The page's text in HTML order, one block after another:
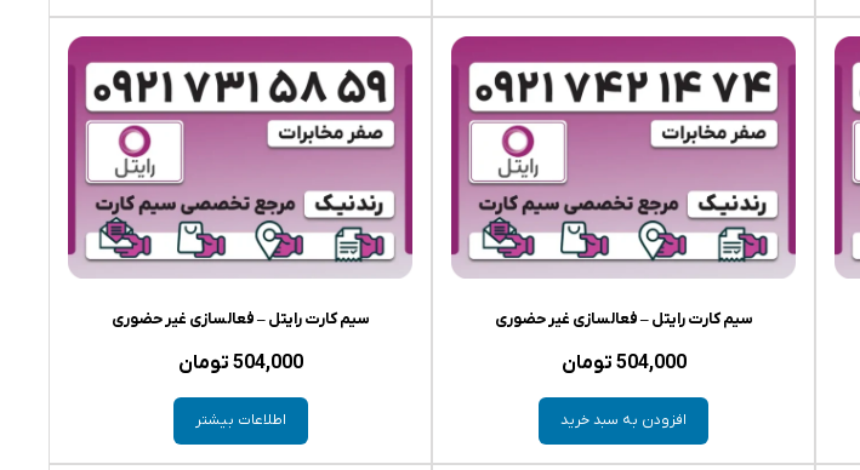
سیم کارت رایتل – فعالسازی غیر حضوری
504,000 تومان
افزودن به سبد خرید
سیم کارت رایتل – فعالسازی غیر حضوری
504,000 تومان
اطلاعات بیشتر